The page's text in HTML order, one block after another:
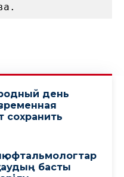
день
сохранить
офтальмологтар
басты